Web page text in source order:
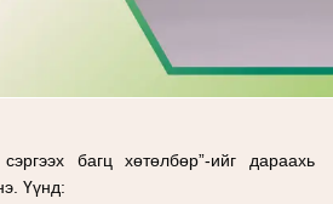
багц хөтөлбөр”-ийг дараахь
Үүнд: